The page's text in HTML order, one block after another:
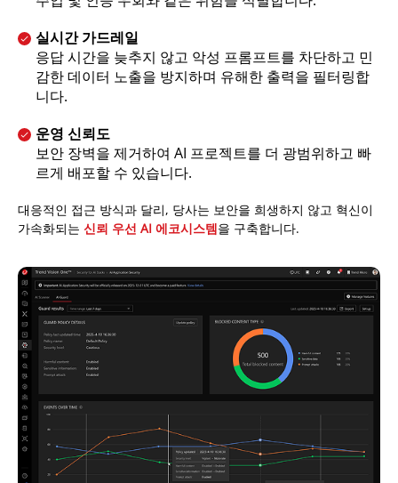
실시간 가드레일
응답 시간을 늦추지 않고 악성 프롬프트를 차단하고 민
감한 데이터 노출을 방지하며 유해한 출력을 필터링합
니다.
운영 신뢰도
보안 장벽을 제거하여 AI 프로젝트를 더 광범위하고 빠
르게 배포할 수 있습니다.
대응적인 접근 방식과 달리, 당사는 보안을 희생하지 않고 혁신이
가속화되는 신뢰 우선 AI 에코시스템을 구축합니다.